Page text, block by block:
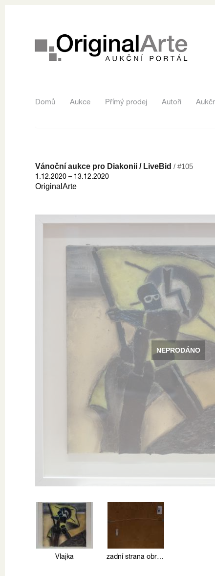
Domů Aukce Přímý prodej Autoři
Vánoční aukce pro Diakonii / LiveBid / #105
1.12.2020 – 13.12.2020
OriginalArte
NEPRODÁNO
Vlajka zadní strana obrazu